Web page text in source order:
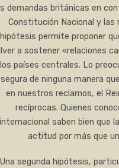
demandas británicas en
Constitución Nacional y las
hipótesis permite proponer
a sostener «relaciones
los países centrales. Lo
de ninguna manera
en nuestros reclamos, el
recíprocas. Quienes
internacional saben bien que
actitud por más que
Una segunda hipótesis,